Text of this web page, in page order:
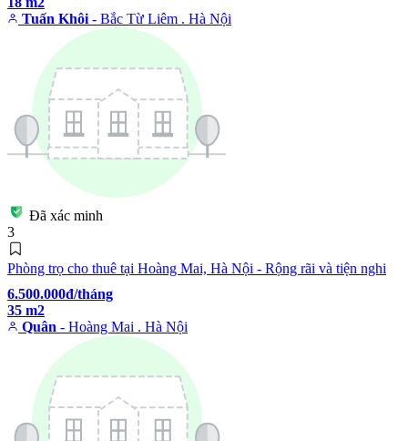
Tuấn Khôi- Bắc Từ Liêm . Hà Nội
Đã xác minh
3
Phòng trọ cho thuê tại Hoàng Mai, Hà Nội - Rộng rãi và tiện nghi
6.500.000đ/tháng
35 m2
Quân - Hoàng Mai . Hà Nội